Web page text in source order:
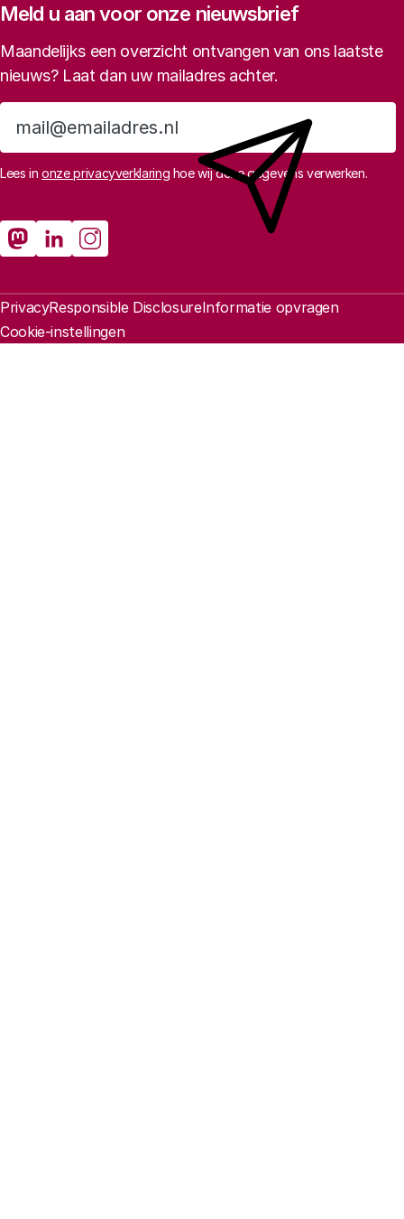
Meld u aan voor onze nieuwsbrief
Maandelijks een overzicht ontvangen van ons laatste
nieuws? Laat dan uw mailadres achter.
Aanmelden
Lees inonze privacyverklaring hoe wij deze gegevens verwerken.
Sociale media
Rathenau Mastodon
Rathenau LinkedIn
Rathenau Instagram
Juridische informatie
PrivacyResponsible DisclosureInformatie opvragen
Cookie-instellingen